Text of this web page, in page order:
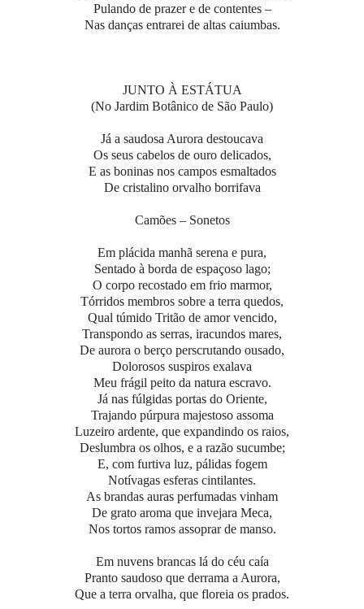
Pulando de prazer e de contentes –
Nas danças entrarei de altas caiumbas.
JUNTO À ESTÁTUA
(No Jardim Botânico de São Paulo)
Já a saudosa Aurora destoucava
Os seus cabelos de ouro delicados,
E as boninas nos campos esmaltados
De cristalino orvalho borrifava
Camões – Sonetos
Em plácida manhã serena e pura,
Sentado à borda de espaçoso lago;
O corpo recostado em frio marmor,
Tórridos membros sobre a terra quedos,
Qual túmido Tritão de amor vencido,
Transpondo as serras, iracundos mares,
De aurora o berço perscrutando ousado,
Dolorosos suspiros exalava
Meu frágil peito da natura escravo.
Já nas fúlgidas portas do Oriente,
Trajando púrpura majestoso assoma
Luzeiro ardente, que expandindo os raios,
Deslumbra os olhos, e a razão sucumbe;
E, com furtiva luz, pálidas fogem
Notívagas esferas cintilantes.
As brandas auras perfumadas vinham
De grato aroma que invejara Meca,
Nos tortos ramos assoprar de manso.
Em nuvens brancas lá do céu caía
Pranto saudoso que derrama a Aurora,
Que a terra orvalha, que floreia os prados.